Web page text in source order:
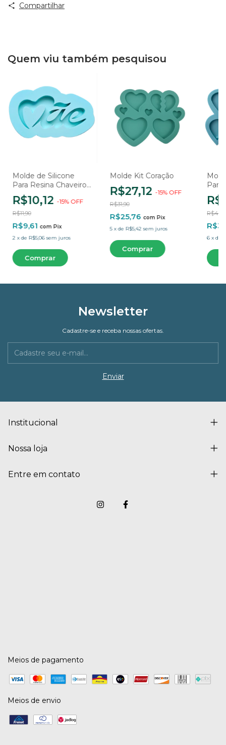
Compartilhar
Quem viu também pesquisou
Molde de Silicone
Para Resina Chaveiro
Mãe Modelo 2 - 1
Cavidade
R$10,12 -15% OFF
R$11,90
R$9,61 com Pix
2 xde R$5,06 sem juros
Molde Kit Coração
R$27,12 -15% OFF
R$31,90
R$25,76 com Pix
5 xde R$5,42 sem juros
Para
6 x de
Newsletter
Cadastre-se e receba nossas ofertas.
Institucional
Nossa loja
Entre em contato
Meios de pagamento
Meios de envio